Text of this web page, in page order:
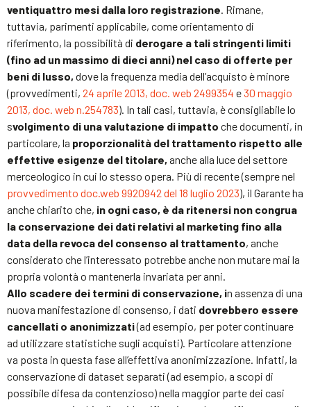
ventiquattro mesi dalla loro registrazione . Rimane,
tuttavia, parimenti applicabile, come orientamento di
riferimento, la possibilità di derogare a tali stringenti limiti
(fino ad un massimo di dieci anni) nel caso di offerte per
beni di lusso, dove la frequenza media dell’acquisto è minore
(provvedimenti, 24 aprile 2013, doc. web 2499354 e30 maggio
2013, doc. web n.254783). In tali casi, tuttavia, è consigliabile lo
svolgimento di una valutazione di impatto che documenti, in
particolare, la proporzionalità del trattamento rispetto alle
effettive esigenze del titolare, anche alla luce del settore
merceologico in cui lo stesso opera. Più di recente (sempre nel
provvedimento doc.web 9920942 del 18 luglio 2023), il Garante ha
anche chiarito che, in ogni caso, è da ritenersi non congrua
la conservazione dei dati relativi al marketing fino alla
data della revoca del consenso al trattamento, anche
considerato che l’interessato potrebbe anche non mutare mai la
propria volontà o mantenerla invariata per anni.
Allo scadere dei termini di conservazione, in assenza di una
nuova manifestazione di consenso, i dati dovrebbero essere
cancellati o anonimizzati(ad esempio, per poter continuare
ad utilizzare statistiche sugli acquisti). Particolare attenzione
va posta in questa fase all’effettiva anonimizzazione. Infatti, la
conservazione di dataset separati (ad esempio, a scopi di
possibile difesa da contenzioso) nella maggior parte dei casi